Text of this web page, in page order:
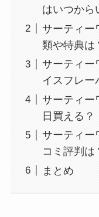
はいつから
サーティー
類や特典は
サーティー
イスフレー
サーティー
日買える？
サーティー
コミ評判は
まとめ